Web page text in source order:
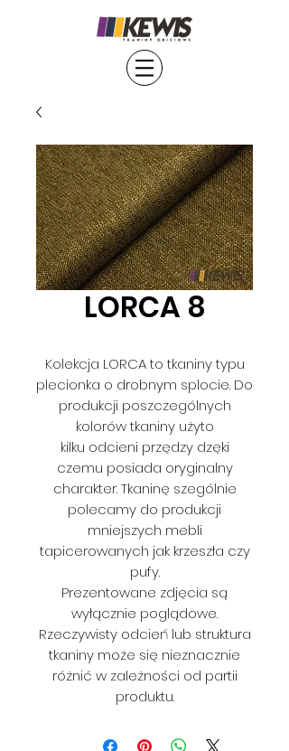
LORCA 8
Kolekcja LORCA to tkaniny typu
plecionka o drobnym splocie. Do
produkcji poszczególnych
kolorów tkaniny użyto
kilku odcieni przędzy dzęki
czemu posiada oryginalny
charakter. Tkaninę szególnie
polecamy do produkcji
mniejszych mebli
tapicerowanych jak krzeszła czy
pufy.
Prezentowane zdjęcia są
wyłącznie poglądowe.
Rzeczywisty odcień lub struktura
tkaniny może się nieznacznie
różnić w zależności od partii
produktu.